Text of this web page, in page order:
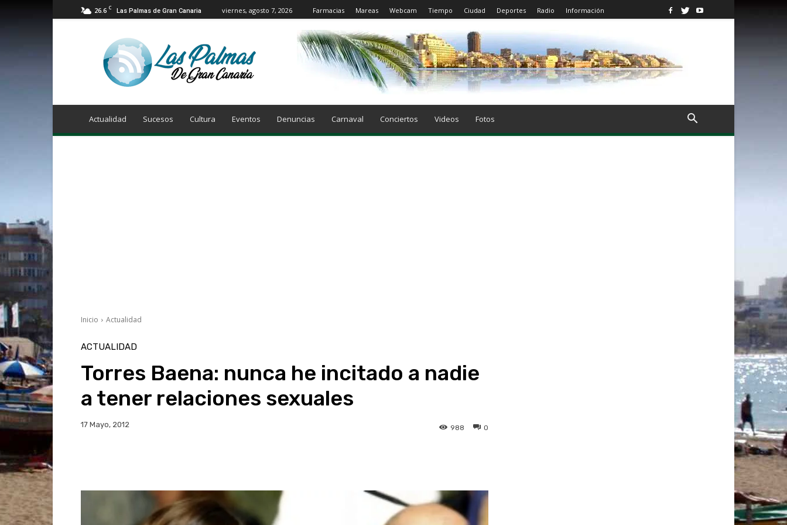
26.6 C Las Palmas de Gran Canaria viernes, agosto 7, 2026 Farmacias Mareas Webcam Tiempo Ciudad Deportes Radio Información
Las
Palmas
de
Canaria
Actualidad Sucesos Cultura Eventos Denuncias Carnaval Conciertos Videos Fotos
Inicio Actualidad
ACTUALIDAD
Torres Baena: nunca he incitado a nadie
a tener relaciones sexuales
17 Mayo, 2012 0
988